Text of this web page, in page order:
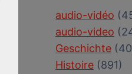
audio-vidéo
audio-video
Geschichte
Histoire (891)